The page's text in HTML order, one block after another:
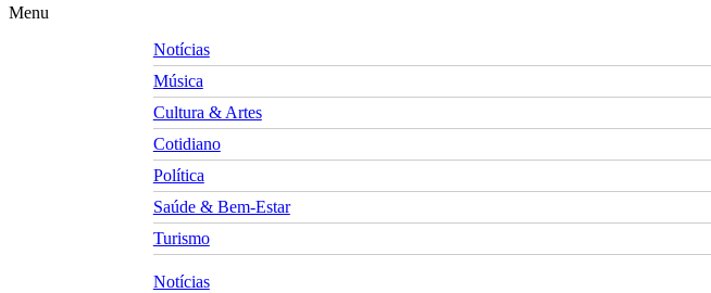
Menu
Notícias
Música
Cultura & Artes
Cotidiano
Política
Saúde & Bem-Estar
Turismo
Notícias